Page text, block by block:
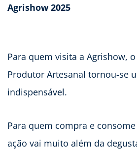
Agrishow 2025
Para quem visita a Agrishow,
Produtor Artesanal tornou-se
indispensável.
Para quem compra e
ação vai muito além da